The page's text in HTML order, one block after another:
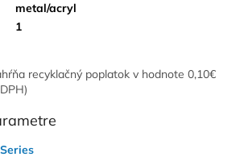
metal/acryl
1
recyklačný poplatok v hodnote 0,10€